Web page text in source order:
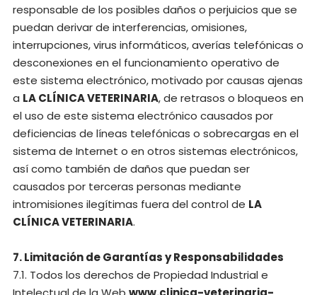
responsable de los posibles daños o perjuicios que se
puedan derivar de interferencias, omisiones,
interrupciones, virus informáticos, averías telefónicas o
desconexiones en el funcionamiento operativo de
este sistema electrónico, motivado por causas ajenas
a LA CLÍNICA VETERINARIA, de retrasos o bloqueos en
el uso de este sistema electrónico causados por
deficiencias de líneas telefónicas o sobrecargas en el
sistema de Internet o en otros sistemas electrónicos,
así como también de daños que puedan ser
causados por terceras personas mediante
intromisiones ilegítimas fuera del control de LA
CLÍNICA VETERINARIA.
7. Limitación de Garantías y Responsabilidades
7.1. Todos los derechos de Propiedad Industrial e